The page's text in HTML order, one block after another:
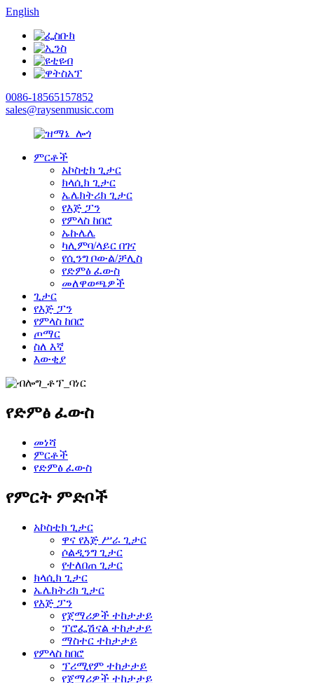
English
0086-18565157852
sales@raysenmusic.com
ምርቶች
አኮስቲክ ጊታር
ክላሲክ ጊታር
ኤሌክትሪክ ጊታር
የእጅ ፓን
የምላስ ከበሮ
ኡኩሌሌ
ካሊምባ/ላይር በገና
የሲንግ ቦውል/ቻሊስ
የድምፅ ፈውስ
መለዋወጫዎች
ጊታር
የእጅ ፓን
የምላስ ከበሮ
ጦማር
ስለ እኛ
እውቂያ
የድምፅ ፈውስ
መነሻ
ምርቶች
የድምፅ ፈውስ
የምርት ምድቦች
አኮስቲክ ጊታር
ዋና የእጅ ሥራ ጊታር
ሶልዲንግ ጊታር
የተለበጠ ጊታር
ክላሲክ ጊታር
ኤሌክትሪክ ጊታር
የእጅ ፓን
የጀማሪዎች ተከታታይ
ፕሮፌሽናል ተከታታይ
ማስተር ተከታታይ
የምላስ ከበሮ
ፕሪሚየም ተከታታይ
የጀማሪዎች ተከታታይ